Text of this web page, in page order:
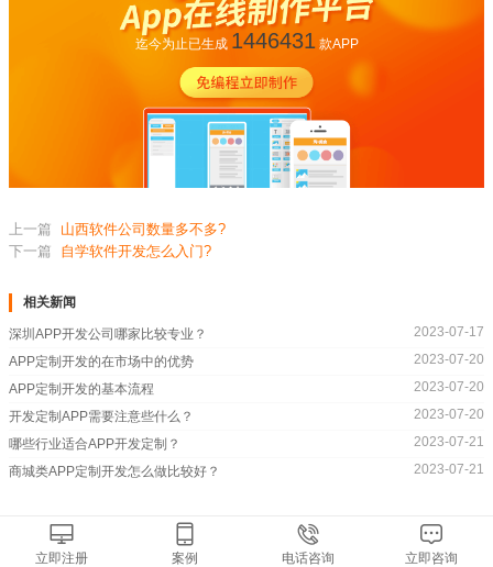
迄今为止已生成 1446431款APP
上一篇
山西软件公司数量多不多?
下一篇
自学软件开发怎么入门?
相关新闻
深圳APP开发公司哪家比较专业？
2023-07-17
APP定制开发的在市场中的优势
2023-07-20
APP定制开发的基本流程
2023-07-20
开发定制APP需要注意些什么？
2023-07-20
哪些行业适合APP开发定制？
2023-07-21
商城类APP定制开发怎么做比较好？
2023-07-21
立即注册 案例 电话咨询 立即咨询